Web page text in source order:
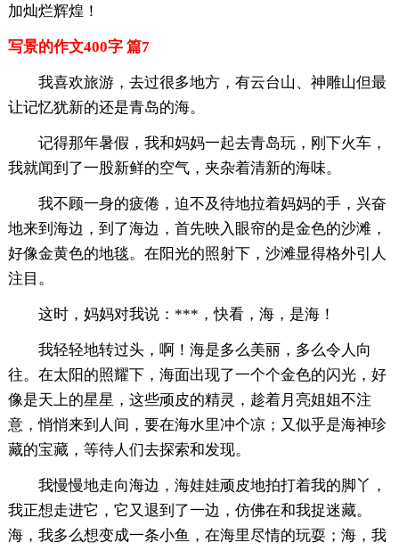
加灿烂辉煌！
写景的作文400字 篇7
我喜欢旅游，去过很多地方，有云台山、神雕山但最
让记忆犹新的还是青岛的海。
记得那年暑假，我和妈妈一起去青岛玩，刚下火车，
我就闻到了一股新鲜的空气，夹杂着清新的海味。
我不顾一身的疲倦，迫不及待地拉着妈妈的手，兴奋
地来到海边，到了海边，首先映入眼帘的是金色的沙滩，
好像金黄色的地毯。在阳光的照射下，沙滩显得格外引人
注目。
这时，妈妈对我说：***，快看，海，是海！
我轻轻地转过头，啊！海是多么美丽，多么令人向
往。在太阳的照耀下，海面出现了一个个金色的闪光，好
像是天上的星星，这些顽皮的精灵，趁着月亮姐姐不注
意，悄悄来到人间，要在海水里冲个凉；又似乎是海神珍
藏的宝藏，等待人们去探索和发现。
我慢慢地走向海边，海娃娃顽皮地拍打着我的脚丫，
我正想走进它，它又退到了一边，仿佛在和我捉迷藏。
海，我多么想变成一条小鱼，在海里尽情的玩耍；海，我